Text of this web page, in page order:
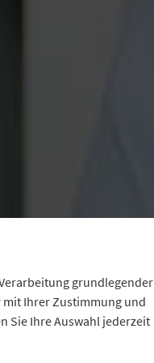
grundlegender
mit Ihrer Zustimmung und
Sie Ihre Auswahl jederzeit